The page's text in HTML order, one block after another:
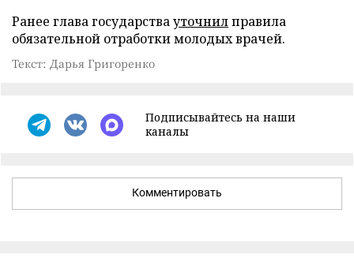
Ранее глава государствауточнилправила
обязательной отработки молодых врачей.
Текст: Дарья Григоренко
Подписывайтесь на наши
каналы
Комментировать